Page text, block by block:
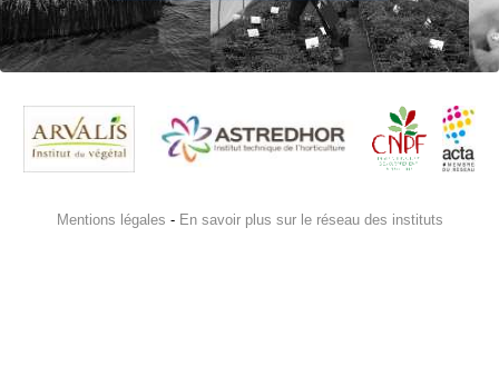
Mentions légales - En savoir plus sur le réseau des instituts